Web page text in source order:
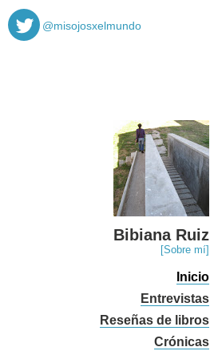
@misojosxelmundo
Bibiana Ruiz
[Sobre mí]
Inicio
Entrevistas
Reseñas de libros
Crónicas